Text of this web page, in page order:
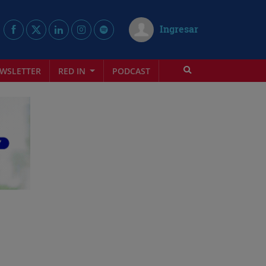
Ingresar
RED IN PODCAST